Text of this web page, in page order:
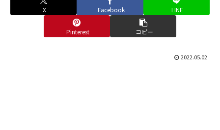
X Facebook LINE
Pinterest コピー
2022.05.02